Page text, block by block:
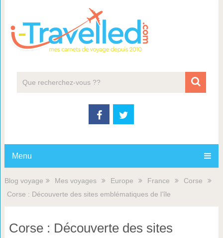
Menu
Blog voyage Mes voyages Europe France
Corse
Corse : Découverte des sites emblématiques de l’île
Corse : Découverte des sites